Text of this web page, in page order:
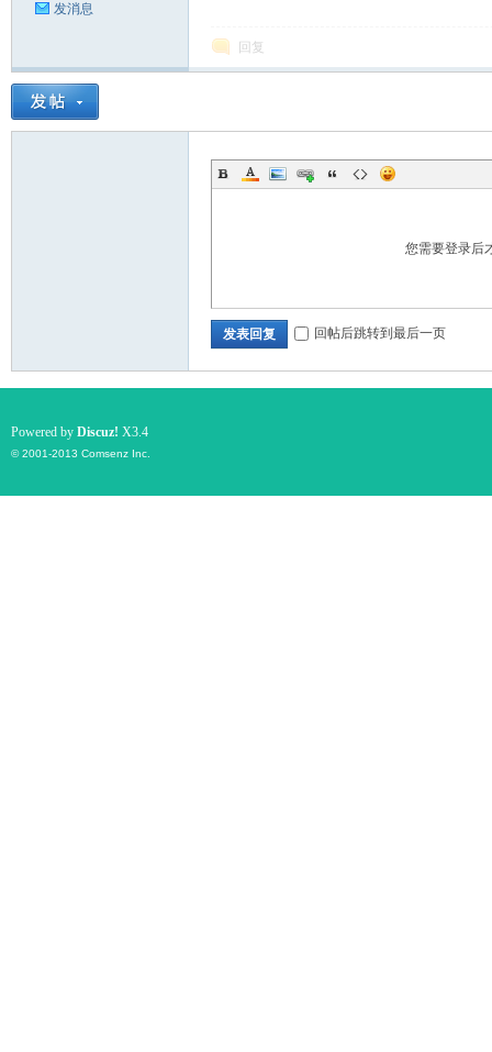
发消息
回复
您需要登录后
发表回复 回帖后跳转到最后一页
Powered by Discuz! X3.4
© 2001-2013 Comsenz Inc.